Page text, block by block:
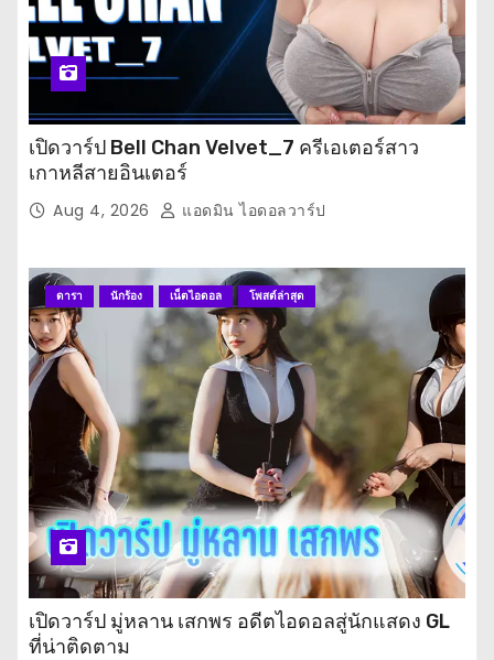
เปิดวาร์ป Bell Chan Velvet_7 ครีเอเตอร์สาว
เกาหลีสายอินเตอร์
Aug 4, 2026 แอดมิน ไอดอลวาร์ป
ดารา นักร้อง เน็ตไอดอล โพสต์ล่าสุด
เปิดวาร์ป มู่หลาน เสกพร อดีตไอดอลสู่นักแสดง GL
ที่น่าติดตาม